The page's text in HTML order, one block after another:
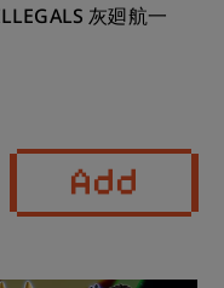
月)
灰廻航一
Add